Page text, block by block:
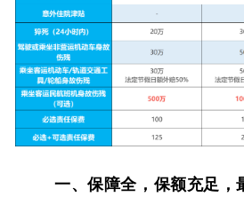
一、保障全，保额充足，